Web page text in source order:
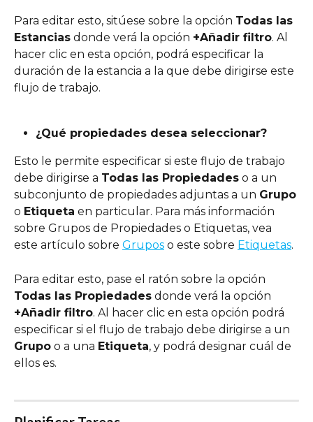
Para editar esto, sitúese sobre la opción Todas las
Estancias donde verá la opción +Añadir filtro. Al
hacer clic en esta opción, podrá especificar la
duración de la estancia a la que debe dirigirse este
flujo de trabajo.
¿Qué propiedades desea seleccionar?
Esto le permite especificar si este flujo de trabajo
debe dirigirse a Todas las Propiedades o a un
subconjunto de propiedades adjuntas a un Grupo
o Etiqueta en particular. Para más información
sobre Grupos de Propiedades o Etiquetas, vea
este artículo sobre Grupos o este sobre Etiquetas.
Para editar esto, pase el ratón sobre la opción
Todas las Propiedades donde verá la opción
+Añadir filtro. Al hacer clic en esta opción podrá
especificar si el flujo de trabajo debe dirigirse a un
Grupo o a una Etiqueta, y podrá designar cuál de
ellos es.